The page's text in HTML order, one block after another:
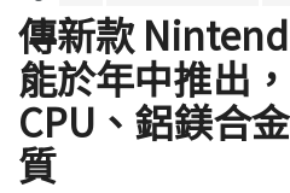
傳新款
能於年中推出
CPU、鋁鎂合
質